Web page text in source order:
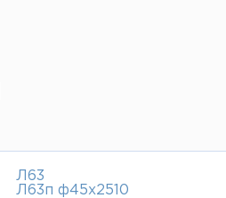
Л63
Л63п ф45х2510